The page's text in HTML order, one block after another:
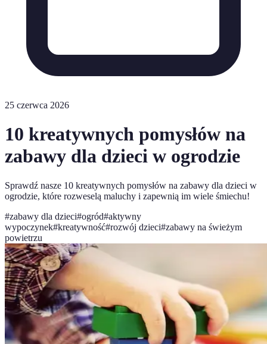
25 czerwca 2026
10 kreatywnych pomysłów na
zabawy dla dzieci w ogrodzie
Sprawdź nasze 10 kreatywnych pomysłów na zabawy dla dzieci w
ogrodzie, które rozweselą maluchy i zapewnią im wiele śmiechu!
#zabawy dla dzieci#ogród#aktywny
wypoczynek#kreatywność#rozwój dzieci#zabawy na świeżym
powietrzu